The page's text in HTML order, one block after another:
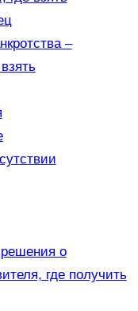
–
о
где получить